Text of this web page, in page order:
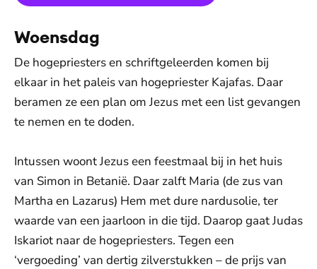
Woensdag
De hogepriesters en schriftgeleerden komen bij
elkaar in het paleis van hogepriester Kajafas. Daar
beramen ze een plan om Jezus met een list gevangen
te nemen en te doden.
Intussen woont Jezus een feestmaal bij in het huis
van Simon in Betanië. Daar zalft Maria (de zus van
Martha en Lazarus) Hem met dure nardusolie, ter
waarde van een jaarloon in die tijd. Daarop gaat Judas
Iskariot naar de hogepriesters. Tegen een
‘vergoeding’ van dertig zilverstukken – de prijs van